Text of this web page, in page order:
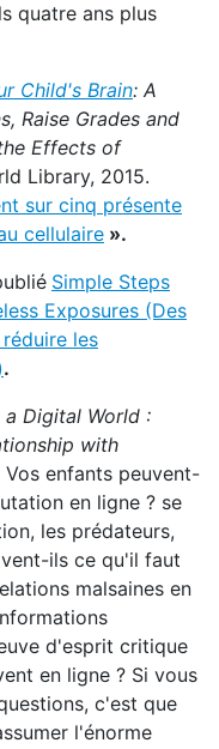
quatre ans plus
Child's Brain: A
Raise Grades and
Effects of
Library, 2015.
sur cinq présente
cellulaire ».
Simple Steps
Exposures (Des
les
.
a Digital World :
with
Vos enfants peuvent-
en ligne ? se
les prédateurs,
ils ce qu'il faut
malsaines en
d'esprit critique
en ligne ? Si vous
c'est que
l'énorme